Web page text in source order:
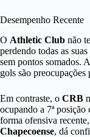
Desempenho Recente
O Athletic Club não
perdendo todas as
sem pontos somados.
gols são preocupações
Em contraste, o CRB
ocupando a 7ª
forma ofensiva
Chapecoense, dá